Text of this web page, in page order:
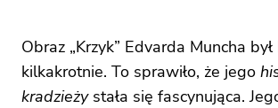
Obraz „Krzyk” Edvarda Muncha
kilkakrotnie. To sprawiło, że jego
kradzieżystała się fascynująca.